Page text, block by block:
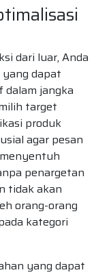
dari luar, Anda
dapat
jangka
target
produk
agar pesan
penargetan
tidak akan
orang-orang
kategori
yang dapat